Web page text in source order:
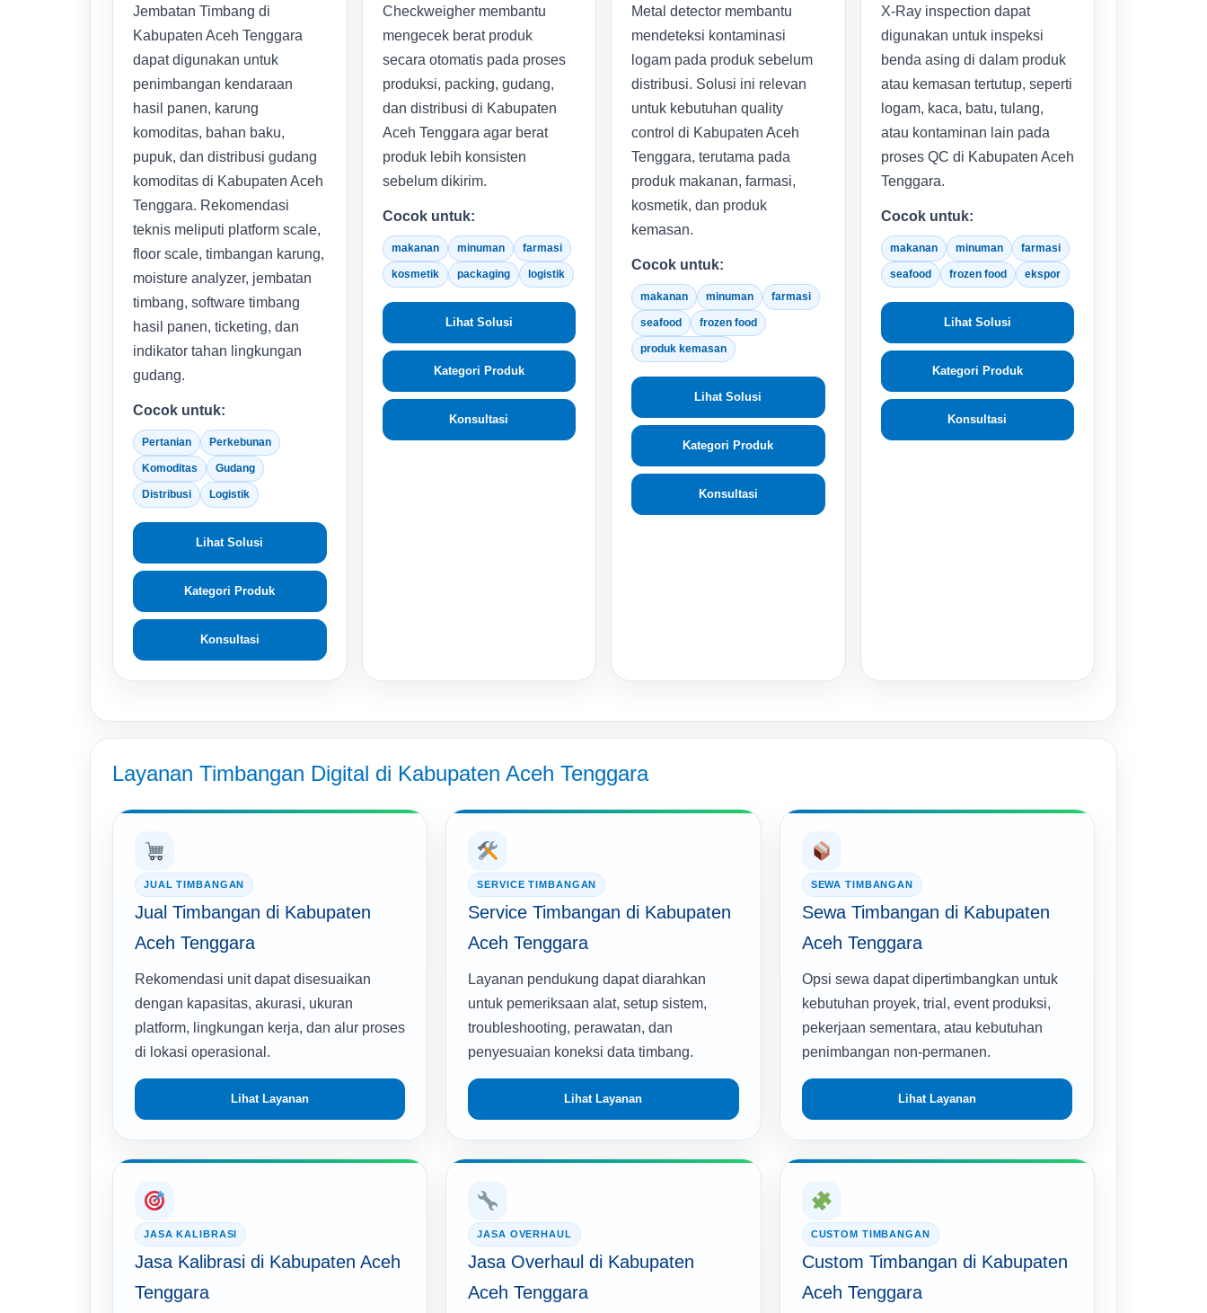
Jembatan Timbang di
Kabupaten Aceh Tenggara
dapat digunakan untuk
penimbangan kendaraan
hasil panen, karung
komoditas, bahan baku,
pupuk, dan distribusi gudang
komoditas di Kabupaten Aceh
Tenggara. Rekomendasi
teknis meliputi platform scale,
floor scale, timbangan karung,
moisture analyzer, jembatan
timbang, software timbang
hasil panen, ticketing, dan
indikator tahan lingkungan
gudang.
Cocok untuk:
Pertanian Perkebunan
Komoditas Gudang
Distribusi Logistik
Lihat Solusi
Kategori Produk
Konsultasi
Checkweigher membantu
mengecek berat produk
secara otomatis pada proses
produksi, packing, gudang,
dan distribusi di Kabupaten
Aceh Tenggara agar berat
produk lebih konsisten
sebelum dikirim.
Cocok untuk:
makanan minuman farmasi
kosmetik packaging logistik
Lihat Solusi
Kategori Produk
Konsultasi
Metal detector membantu
mendeteksi kontaminasi
logam pada produk sebelum
distribusi. Solusi ini relevan
untuk kebutuhan quality
control di Kabupaten Aceh
Tenggara, terutama pada
produk makanan, farmasi,
kosmetik, dan produk
kemasan.
Cocok untuk:
makanan minuman farmasi
seafood frozen food
produk kemasan
Lihat Solusi
Kategori Produk
Konsultasi
X-Ray inspection dapat
digunakan untuk inspeksi
benda asing di dalam produk
atau kemasan tertutup, seperti
logam, kaca, batu, tulang,
atau kontaminan lain pada
proses QC di Kabupaten Aceh
Tenggara.
Cocok untuk:
makanan minuman farmasi
seafood frozen food ekspor
Lihat Solusi
Kategori Produk
Konsultasi
Layanan Timbangan Digital di Kabupaten Aceh Tenggara
JUAL TIMBANGAN
Jual Timbangan di Kabupaten
Aceh Tenggara
Rekomendasi unit dapat disesuaikan
dengan kapasitas, akurasi, ukuran
platform, lingkungan kerja, dan alur proses
di lokasi operasional.
Lihat Layanan
SERVICE TIMBANGAN
Service Timbangan di Kabupaten
Aceh Tenggara
Layanan pendukung dapat diarahkan
untuk pemeriksaan alat, setup sistem,
troubleshooting, perawatan, dan
penyesuaian koneksi data timbang.
Lihat Layanan
SEWA TIMBANGAN
Sewa Timbangan di Kabupaten
Aceh Tenggara
Opsi sewa dapat dipertimbangkan untuk
kebutuhan proyek, trial, event produksi,
pekerjaan sementara, atau kebutuhan
penimbangan non-permanen.
Lihat Layanan
JASA KALIBRASI
Jasa Kalibrasi di Kabupaten Aceh
Tenggara
JASA OVERHAUL
Jasa Overhaul di Kabupaten
Aceh Tenggara
CUSTOM TIMBANGAN
Custom Timbangan di Kabupaten
Aceh Tenggara